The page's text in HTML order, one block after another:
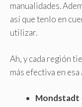
manualidades.
así que tenlo en
utilizar.
Ah, y cada región
más efectiva en esa
Mondstadt